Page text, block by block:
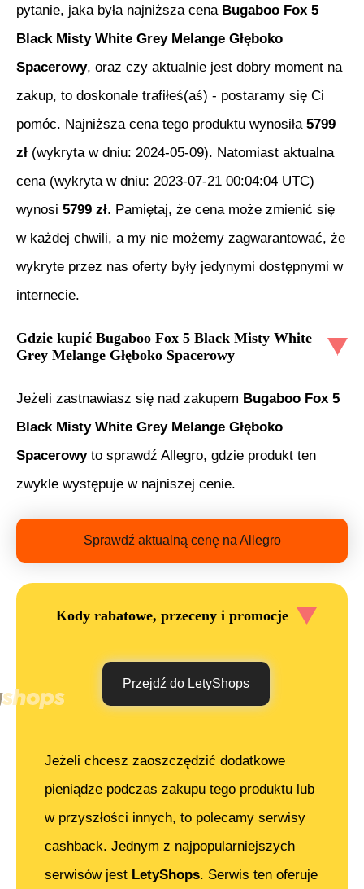
pytanie, jaka była najniższa cena Bugaboo Fox 5
Black Misty White Grey Melange Głęboko
Spacerowy, oraz czy aktualnie jest dobry moment na
zakup, to doskonale trafiłeś(aś) - postaramy się Ci
pomóc. Najniższa cena tego produktu wynosiła 5799
zł (wykryta w dniu: 2024-05-09). Natomiast aktualna
cena (wykryta w dniu: 2023-07-21 00:04:04 UTC)
wynosi 5799 zł. Pamiętaj, że cena może zmienić się
w każdej chwili, a my nie możemy zagwarantować, że
wykryte przez nas oferty były jedynymi dostępnymi w
internecie.
Gdzie kupić Bugaboo Fox 5 Black Misty White
Grey Melange Głęboko Spacerowy
Jeżeli zastnawiasz się nad zakupem Bugaboo Fox 5
Black Misty White Grey Melange Głęboko
Spacerowyto sprawdź Allegro, gdzie produkt ten
zwykle występuje w najniszej cenie.
Sprawdź aktualną cenę na Allegro
Kody rabatowe, przeceny i promocje
Przejdź do LetyShops
Jeżeli chcesz zaoszczędzić dodatkowe
pieniądze podczas zakupu tego produktu lub
w przyszłości innych, to polecamy serwisy
cashback. Jednym z najpopularniejszych
serwisów jest LetyShops. Serwis ten oferuje